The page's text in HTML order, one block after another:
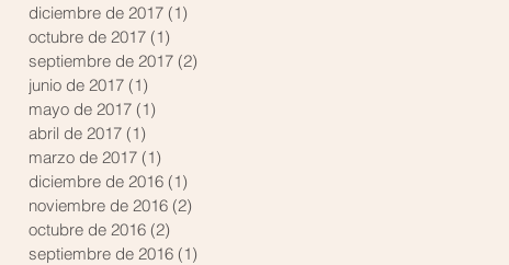
diciembre de 2017 (1)
octubre de 2017 (1)
septiembre de 2017 (2)
junio de 2017 (1)
mayo de 2017 (1)
abril de 2017 (1)
marzo de 2017 (1)
diciembre de 2016 (1)
noviembre de 2016 (2)
octubre de 2016 (2)
septiembre de 2016 (1)